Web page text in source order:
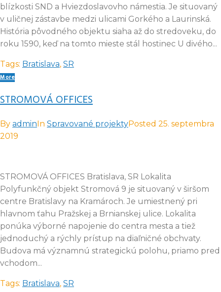
blízkosti SND a Hviezdoslavovho námestia. Je situovaný
v uličnej zástavbe medzi ulicami Gorkého a Laurinská.
História pôvodného objektu siaha až do stredoveku, do
roku 1590, keď na tomto mieste stál hostinec U divého...
Tags: Bratislava, SR
More
STROMOVÁ OFFICES
By admin In Spravované projektyPosted 25. septembra
2019
STROMOVÁ OFFICES Bratislava, SR Lokalita
Polyfunkčný objekt Stromová 9 je situovaný v širšom
centre Bratislavy na Kramároch. Je umiestnený pri
hlavnom ťahu Pražskej a Brnianskej ulice. Lokalita
ponúka výborné napojenie do centra mesta a tiež
jednoduchý a rýchly prístup na diaľničné obchvaty.
Budova má významnú strategickú polohu, priamo pred
vchodom...
Tags: Bratislava, SR